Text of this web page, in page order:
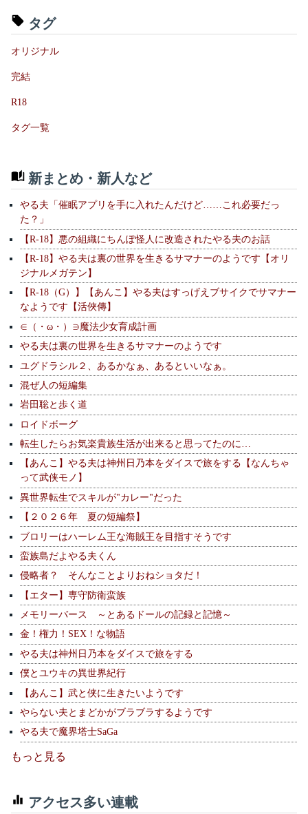
タグ
オリジナル
完結
R18
タグ一覧
新まとめ・新人など
やる夫「催眠アプリを手に入れたんだけど……これ必要だっ
た？」
【R-18】悪の組織にちんぽ怪人に改造されたやる夫のお話
【R-18】やる夫は裏の世界を生きるサマナーのようです【オリ
ジナルメガテン】
【R-18（G）】【あんこ】やる夫はすっげえブサイクでサマナー
なようです【活俠傳】
∈（・ω・）∋魔法少女育成計画
やる夫は裏の世界を生きるサマナーのようです
ユグドラシル２、あるかなぁ、あるといいなぁ。
混ぜ人の短編集
岩田聡と歩く道
ロイドボーグ
転生したらお気楽貴族生活が出来ると思ってたのに…
【あんこ】やる夫は神州日乃本をダイスで旅をする【なんちゃ
って武侠モノ】
異世界転生でスキルが"カレー"だった
【２０２６年 夏の短編祭】
ブロリーはハーレム王な海賊王を目指すそうです
蛮族島だよやる夫くん
侵略者？ そんなことよりおねショタだ！
【エター】専守防衛蛮族
メモリーバース ～とあるドールの記録と記憶～
金！権力！SEX！な物語
やる夫は神州日乃本をダイスで旅をする
僕とユウキの異世界紀行
【あんこ】武と侠に生きたいようです
やらない夫とまどかがブラブラするようです
やる夫で魔界塔士SaGa
もっと見る
アクセス多い連載